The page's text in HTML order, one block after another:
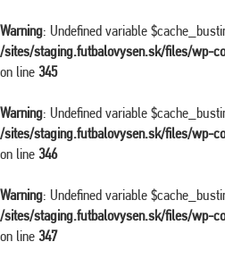
Warning: Undefined variable
/sites/staging.futbalovysen.sk/files/wp-
on line 345
Warning: Undefined variable
/sites/staging.futbalovysen.sk/files/wp-
on line 346
Warning: Undefined variable
/sites/staging.futbalovysen.sk/files/wp-
on line 347